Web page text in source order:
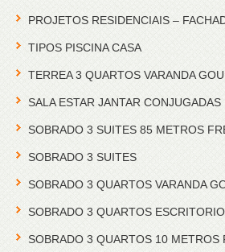
PROJETOS RESIDENCIAIS –
TIPOS PISCINA CASA
TERREA 3 QUARTOS VARANDA
SALA ESTAR JANTAR CONJUGADAS
SOBRADO 3 SUITES 85 METROS
SOBRADO 3 SUITES
SOBRADO 3 QUARTOS VARANDA
SOBRADO 3 QUARTOS ESCRITORIO
SOBRADO 3 QUARTOS 10 METROS